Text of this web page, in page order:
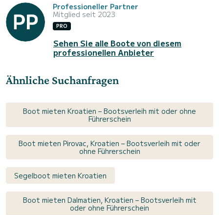
Professioneller Partner
Mitglied seit 2023
PRO
Sehen Sie alle Boote von diesem
professionellen Anbieter
Ähnliche Suchanfragen
Boot mieten Kroatien – Bootsverleih mit oder ohne
Führerschein
Boot mieten Pirovac, Kroatien – Bootsverleih mit oder
ohne Führerschein
Segelboot mieten Kroatien
Boot mieten Dalmatien, Kroatien – Bootsverleih mit
oder ohne Führerschein